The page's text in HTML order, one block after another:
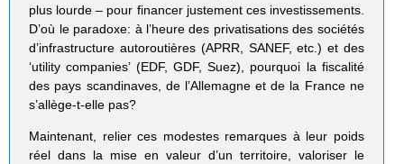
plus lourde – pour financer justement ces investissements.
D’où le paradoxe: à l’heure des privatisations des sociétés
d’infrastructure autoroutières (APRR, SANEF, etc.) et des
‘utility companies’ (EDF, GDF, Suez), pourquoi la fiscalité
des pays scandinaves, de l’Allemagne et de la France ne
s’allège-t-elle pas?
Maintenant, relier ces modestes remarques à leur poids
réel dans la mise en valeur d’un territoire, valoriser le